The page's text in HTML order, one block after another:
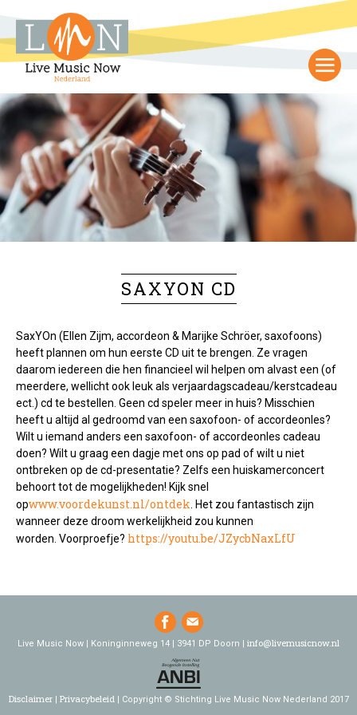
SAXYON CD
SaxYOn (Ellen Zijm, accordeon & Marijke Schröer, saxofoons)
heeft plannen om hun eerste CD uit te brengen. Ze vragen
daarom iedereen die hen financieel wil helpen om alvast een (of
meerdere, wellicht ook leuk als verjaardagscadeau/kerstcadeau
ect.) cd te bestellen. Geen cd speler meer in huis? Misschien
heeft u altijd al gedroomd van een saxofoon- of accordeonles?
Wilt u iemand anders een saxofoon- of accordeonles cadeau
doen? Wilt u graag een dagje met ons op pad of wilt u niet
ontbreken op de cd-presentatie? Zelfs een huiskamerconcert
behoort tot de mogelijkheden! Kijk snel
opwww.voordekunst.nl/ontdek . Het zou fantastisch zijn
wanneer deze droom werkelijkheid zou kunnen
worden. Voorproefje? https://youtu.be/JZycbNaxLfU
Live Music Now | Koninginneweg 14 | 3941 DP Doorn | info@livemusicnow.nl
Disclaimer Privacybeleid Copyright © Stichting Live Music Now Nederland 2017